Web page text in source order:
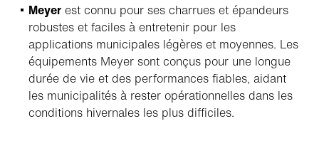
Meyer est connu pour ses charrues et épandeurs
robustes et faciles à entretenir pour les
applications municipales légères et moyennes. Les
équipements Meyer sont conçus pour une longue
durée de vie et des performances fiables, aidant
les municipalités à rester opérationnelles dans les
conditions hivernales les plus difficiles.